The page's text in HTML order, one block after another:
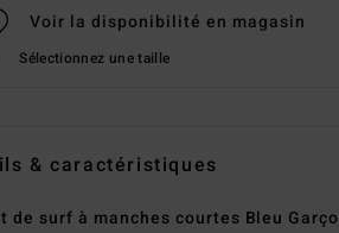
Voir la disponibilité en magasin
Sélectionnez une taille
& caractéristiques
de surf à manches courtes Bleu